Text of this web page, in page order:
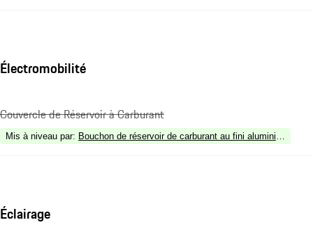
Électromobilité
Couvercle de Réservoir à Carburant
Mis à niveau par: Bouchon de réservoir de carburant au fini aluminium
Éclairage